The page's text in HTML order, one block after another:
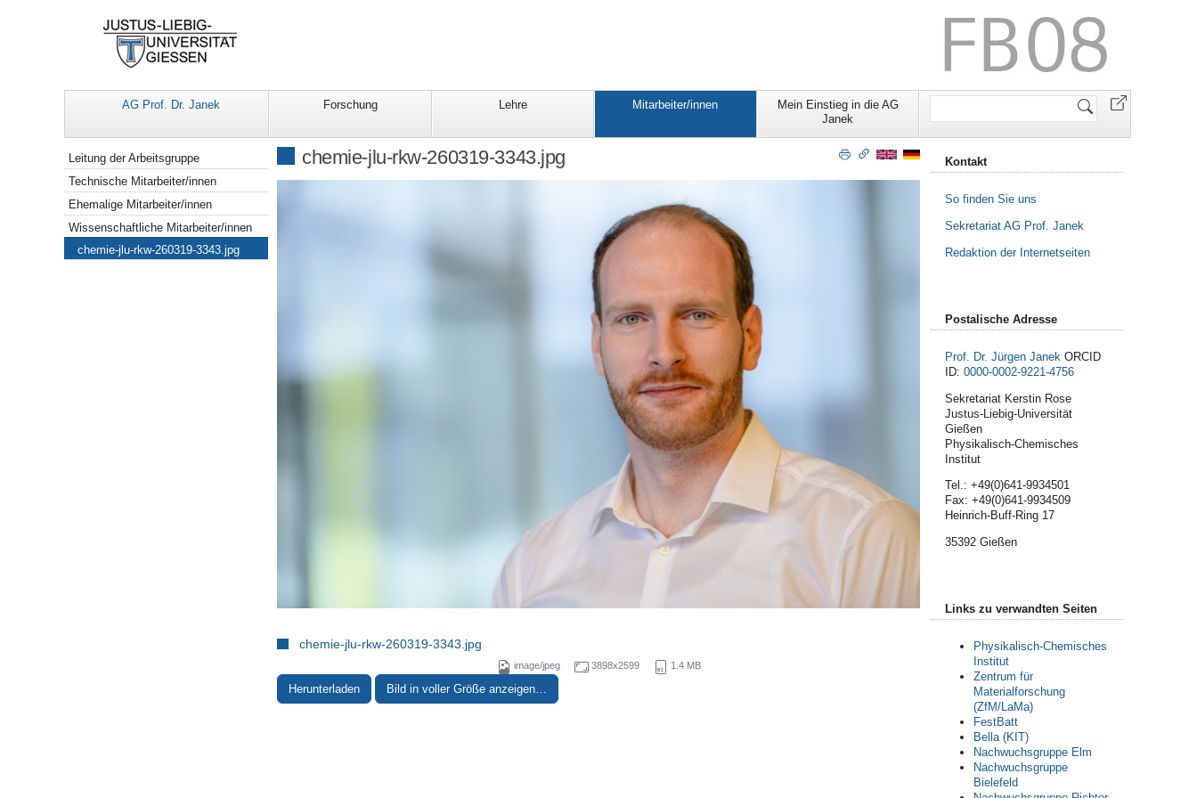
AG Prof. Dr. Janek Forschung Lehre Mitarbeiter/innen
Mein Einstieg in die AG
Janek
Website
chemie-jlu-rkw-260319-3343.jpg
chemie-jlu-rkw-260319-3343.jpg
image/jpeg 3898x2599 1.4 MB
Herunterladen Bild in voller Größe anzeigen…
Navigation
Leitung der Arbeitsgruppe
Technische Mitarbeiter/innen
Ehemalige Mitarbeiter/innen
Wissenschaftliche Mitarbeiter/innen
chemie-jlu-rkw-260319-3343.jpg
Kontakt
So finden Sie uns
Sekretariat AG Prof. Janek
Redaktion der Internetseiten
Postalische Adresse
Prof. Dr. Jürgen Janek ORCID
ID: 0000-0002-9221-4756
Sekretariat Kerstin Rose
Justus-Liebig-Universität
Gießen
Physikalisch-Chemisches
Institut
Tel.: +49(0)641-9934501
Fax: +49(0)641-9934509
Heinrich-Buff-Ring 17
35392 Gießen
Links zu verwandten Seiten
Physikalisch-Chemisches
Institut
Zentrum für
Materialforschung
(ZfM/LaMa)
FestBatt
Bella (KIT)
Nachwuchsgruppe Elm
Nachwuchsgruppe
Bielefeld